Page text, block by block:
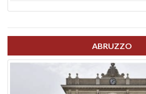
ABRUZZO